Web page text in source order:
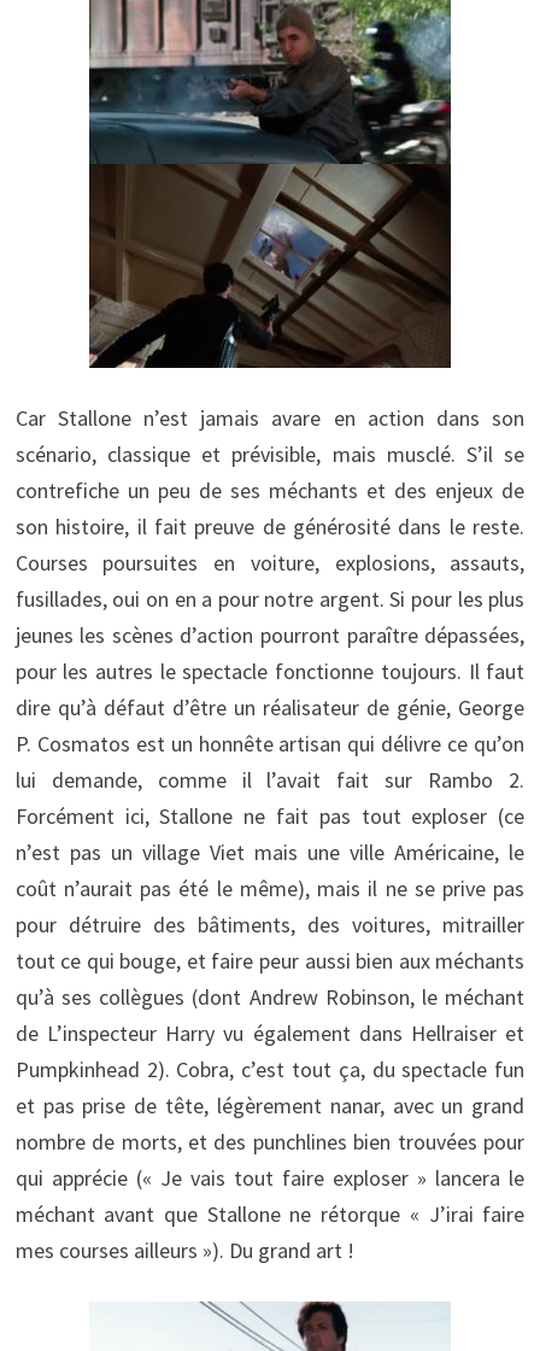
Car Stallone n’est jamais avare en action dans son
scénario, classique et prévisible, mais musclé. S’il se
contrefiche un peu de ses méchants et des enjeux de
son histoire, il fait preuve de générosité dans le reste.
Courses poursuites en voiture, explosions, assauts,
fusillades, oui on en a pour notre argent. Si pour les plus
jeunes les scènes d’action pourront paraître dépassées,
pour les autres le spectacle fonctionne toujours. Il faut
dire qu’à défaut d’être un réalisateur de génie, George
P. Cosmatos est un honnête artisan qui délivre ce qu’on
lui demande, comme il l’avait fait sur Rambo 2.
Forcément ici, Stallone ne fait pas tout exploser (ce
n’est pas un village Viet mais une ville Américaine, le
coût n’aurait pas été le même), mais il ne se prive pas
pour détruire des bâtiments, des voitures, mitrailler
tout ce qui bouge, et faire peur aussi bien aux méchants
qu’à ses collègues (dont Andrew Robinson, le méchant
de L’inspecteur Harry vu également dans Hellraiser et
Pumpkinhead 2). Cobra, c’est tout ça, du spectacle fun
et pas prise de tête, légèrement nanar, avec un grand
nombre de morts, et des punchlines bien trouvées pour
qui apprécie (« Je vais tout faire exploser » lancera le
méchant avant que Stallone ne rétorque « J’irai faire
mes courses ailleurs »). Du grand art !